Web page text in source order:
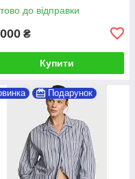
до відправки
₴
Купити
Подарунок